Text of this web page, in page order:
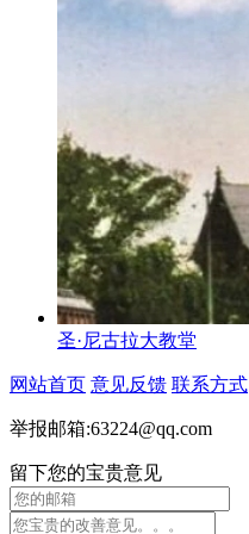
圣·尼古拉大教堂
网站首页 意见反馈 联系方式
举报邮箱:63224@qq.com
留下您的宝贵意见